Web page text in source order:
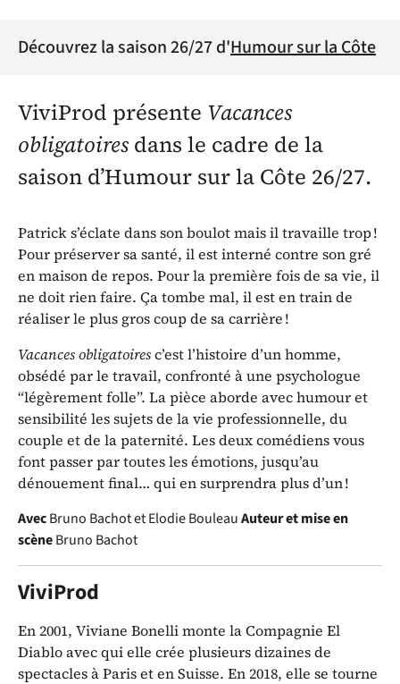
Découvrez la saison 26/27 d'Humour sur la Côte
ViviProd présente Vacances
obligatoires dans le cadre de la
saison d’Humour sur la Côte 26/27.
Patrick s’éclate dans son boulot mais il travaille trop !
Pour préserver sa santé, il est interné contre son gré
en maison de repos. Pour la première fois de sa vie, il
ne doit rien faire. Ça tombe mal, il est en train de
réaliser le plus gros coup de sa carrière !
Vacances obligatoiresc’est l’histoire d’un homme,
obsédé par le travail, confronté à une psychologue
“légèrement folle”. La pièce aborde avec humour et
sensibilité les sujets de la vie professionnelle, du
couple et de la paternité. Les deux comédiens vous
font passer par toutes les émotions, jusqu’au
dénouement final… qui en surprendra plus d’un !
AvecBruno Bachot et Elodie BouleauAuteur et mise en
scèneBruno Bachot
ViviProd
En 2001, Viviane Bonelli monte la Compagnie El
Diablo avec qui elle crée plusieurs dizaines de
spectacles à Paris et en Suisse. En 2018, elle se tourne